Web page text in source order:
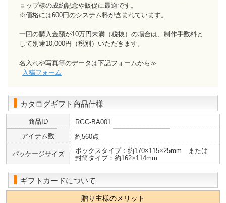
ョップ様の成約記念や販促に最適です。
※価格には600円のシステム料が含まれています。
一回の購入金額が10万円未満（税抜）の場合は、制作手数料と
して別途10,000円（税別）いただきます。
名入れや写真等のデータは下記フォームから≫
入稿フォーム
カタログギフト商品仕様
商品ID
RGC-BA001
アイテム数
約560点
パッケージサイズ
ボックスタイプ：約170×115×25mm または
封筒タイプ：約162×114mm
ギフトカードについて
贈り主様のメリット